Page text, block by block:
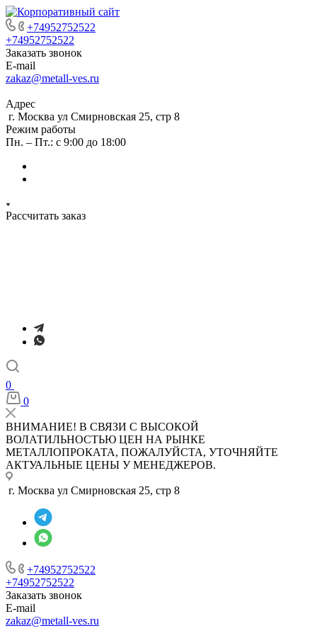
+74952752522
+74952752522
Заказать звонок
E-mail
zakaz@metall-ves.ru
Адрес
г. Москва ул Смирновская 25, стр 8
Режим работы
Пн. – Пт.: с 9:00 до 18:00
Рассчитать заказ
0
0
ВНИМАНИЕ! В СВЯЗИ С ВЫСОКОЙ
ВОЛАТИЛЬНОСТЬЮ ЦЕН НА РЫНКЕ
МЕТАЛЛОПРОКАТА, ПОЖАЛУЙСТА, УТОЧНЯЙТЕ
АКТУАЛЬНЫЕ ЦЕНЫ У МЕНЕДЖЕРОВ.
г. Москва ул Смирновская 25, стр 8
+74952752522
+74952752522
Заказать звонок
E-mail
zakaz@metall-ves.ru